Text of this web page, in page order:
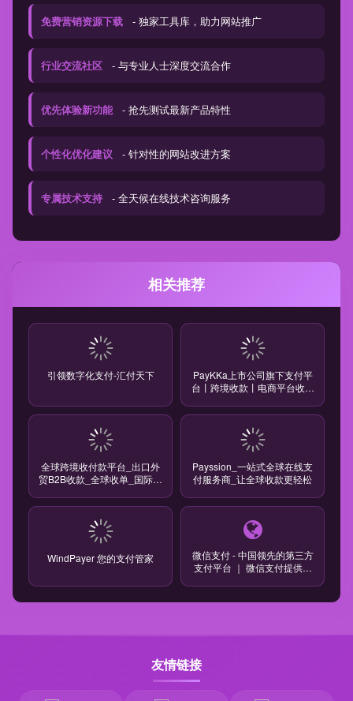
免费营销资源下载 - 独家工具库，助力网站推广
行业交流社区 - 与专业人士深度交流合作
优先体验新功能 - 抢先测试最新产品特性
个性化优化建议 - 针对性的网站改进方案
专属技术支持 - 全天候在线技术咨询服务
相关推荐
引领数字化支付-汇付天下
PayKKa上市公司旗下支付平
台丨跨境收款丨电商平台收款
全球跨境收付款平台_出口外
贸B2B收款_全球收单_国际贸
(LianLian Global)首页
Payssion_一站式全球在线支
付服务商_让全球收款更轻松
WindPayer 您的支付管家
微信支付 - 中国领先的第三方
支付平台 ｜ 微信支付提供安
友情链接